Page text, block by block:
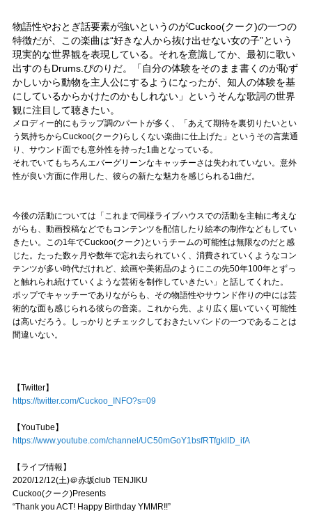
物語性やおとぎ話要素が強いというのがCuckoo(クーク)の一つの
特徴だが、この楽曲は“好きな人から抜け出せない女の子”という
現実的な世界観を表現している。それを意識してか、最初に歌い
出すのもDrums.ぴのりだ。「自分の体験をそのまま書くのが恥ず
かしいから動物を主人公にするようになったが、知人の体験を基
にしているからかけたのかもしれない」というそんな歌詞の世界
観に注目して聴きたい。
メロディー的にもラップ調のパートが多く、「あえて期待を裏切りたいとい
う気持ちからCuckoo(クーク)らしくない楽曲に仕上げた」というその言葉通
り、サウンド面でも意外性を持った1曲となっている。
それでいてもちろんエバーグリーンなキャッチーさは失われていない。意外
性が良い方面に作用した、彼らの新たな魅力を感じられる1曲だ。
今後の活動については「これまで同様ライブハウスでの活動を主軸に考えな
がらも、動画投稿などでもコンテンツを配信したり絵本の制作などもしてい
きたい。この1年でCuckoo(クーク)というチームの可能性は無限なのだと感
じた。たった数ヶ月や数年で忘れ去られていく、消費されていくようなコン
テンツが多い時代だけれど、絵画や美術品のようにこの先50年100年とずっ
と触れられ続けていくような芸術を制作していきたい」と話してくれた。
ポップでキャッチーでありながらも、その物語性やサウンド作りの中には芸
術的な面も感じられる彼らの音楽。これから先、より広く届いていく可能性
は高いだろう。しっかりとチェックしておきたいバンドの一つであることは
間違いない。
【Twitter】
https://twitter.com/Cuckoo_INFO?s=09
【YouTube】
https://www.youtube.com/channel/UC50mGoY1bsfRTfgklID_ifA
【ライブ情報】
2020/12/12(土)＠赤坂club TENJIKU
Cuckoo(クーク)Presents
“Thank you ACT! Happy Birthday YMMR!!”